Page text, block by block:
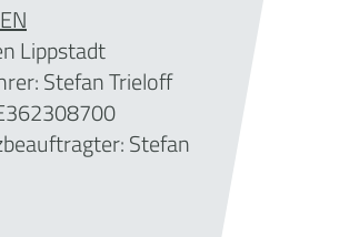
Lippstadt
Stefan Trieloff
Stefan